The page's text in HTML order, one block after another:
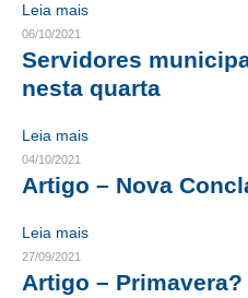
NÚCLEO DA MULHER
CONSULTORIA
CONTRIBUIÇÕES
Leia mais
06/10/2021
Servidores
nesta quarta
Leia mais
04/10/2021
Artigo – Nova
Leia mais
27/09/2021
Artigo – Primavera?